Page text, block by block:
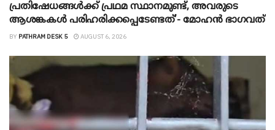
പ്രതിഷേധങ്ങൾക്ക് പ്രഥമ സ്ഥാനമുണ്ട്, അവരുടെ
ആശങ്കകൾ പരിഹരിക്കപ്പെടേണ്ടത്’- മോഹൻ ഭാ​ഗവത്
BY PATHRAM DESK 5 AUGUST 6, 2026